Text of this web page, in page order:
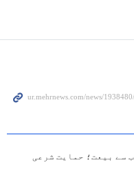
سے بیعت؛ حمایت شرعی